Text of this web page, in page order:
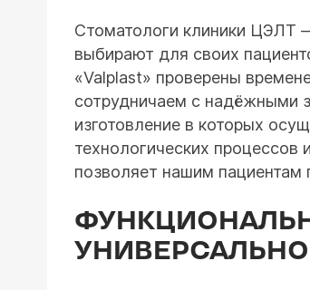
Стоматологи клиники ЦЭЛТ
выбирают для своих
«Valplast» проверены
сотрудничаем с надёжными
изготовление в которых
технологических процессов
позволяет нашим пациентам